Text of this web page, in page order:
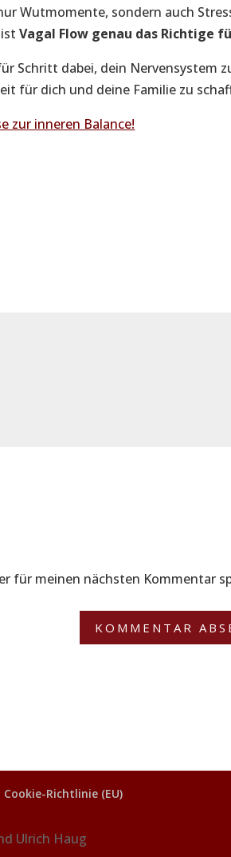
Wutmomente, sondern auch
istVagal Flow genau das Richtige
Schritt dabei, dein Nervensystem
für dich und deine Familie zu
zur inneren Balance!
für meinen nächsten Kommentar
Cookie-Richtlinie (EU)
Ulrich Haug